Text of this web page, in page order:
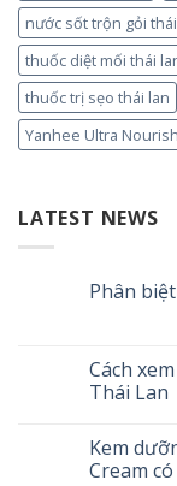
nước sốt trộn gỏi
thuốc diệt mối thái
thuốc trị sẹo thái lan
Yanhee Ultra
LATEST NEWS
Phân
Cách
Thái Lan
Kem
Cream